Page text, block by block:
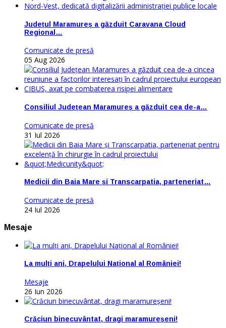
Județul Maramureș a găzduit Caravana Cloud
Regional…
Comunicate de presă
05 Aug 2026
Consiliul Județean Maramureș a găzduit cea de-a…
Comunicate de presă
31 Iul 2026
Medicii din Baia Mare și Transcarpatia, parteneriat…
Comunicate de presă
24 Iul 2026
Mesaje
La mulți ani, Drapelului Național al României!
Mesaje
26 Iun 2026
Crăciun binecuvântat, dragi maramureșeni!